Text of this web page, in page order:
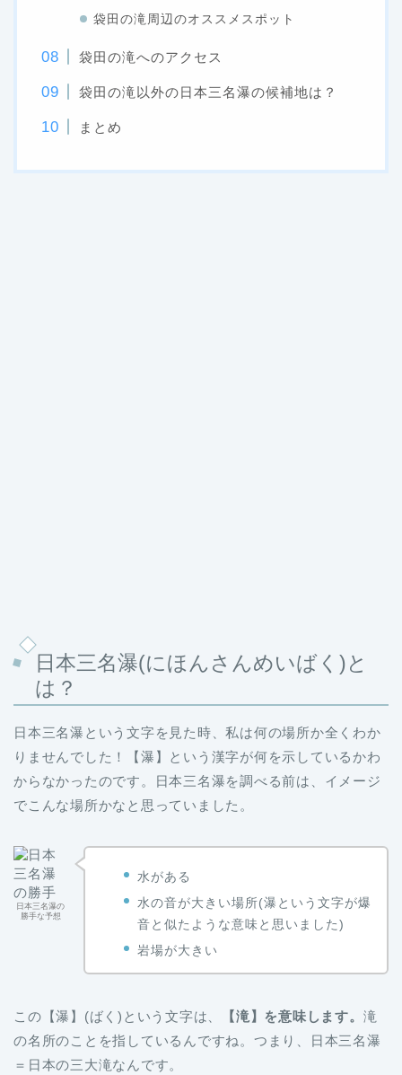
袋田の滝周辺のオススメスポット
袋田の滝へのアクセス
袋田の滝以外の日本三名瀑の候補地は？
まとめ
日本三名瀑(にほんさんめいばく)と
は？
日本三名瀑という文字を見た時、私は何の場所か全くわか
りませんでした！【瀑】という漢字が何を示しているかわ
からなかったのです。日本三名瀑を調べる前は、イメージ
でこんな場所かなと思っていました。
日本三名瀑の
勝手な予想
水がある
水の音が大きい場所(瀑という文字が爆
音と似たような意味と思いました)
岩場が大きい
この【瀑】(ばく)という文字は、 【滝】を意味します。 滝
の名所のことを指しているんですね。つまり、日本三名瀑
＝日本の三大滝なんです。